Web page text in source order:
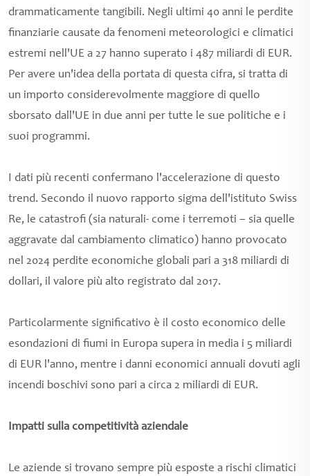
drammaticamente tangibili. Negli ultimi 40 anni le perdite
finanziarie causate da fenomeni meteorologici e climatici
estremi nell'UE a 27 hanno superato i 487 miliardi di EUR.
Per avere un'idea della portata di questa cifra, si tratta di
un importo considerevolmente maggiore di quello
sborsato dall'UE in due anni per tutte le sue politiche e i
suoi programmi.
I dati più recenti confermano l'accelerazione di questo
trend. Secondo il nuovo rapporto sigma dell'istituto Swiss
Re, le catastrofi (sia naturali- come i terremoti – sia quelle
aggravate dal cambiamento climatico) hanno provocato
nel 2024 perdite economiche globali pari a 318 miliardi di
dollari, il valore più alto registrato dal 2017.
Particolarmente significativo è il costo economico delle
esondazioni di fiumi in Europa supera in media i 5 miliardi
di EUR l'anno, mentre i danni economici annuali dovuti agli
incendi boschivi sono pari a circa 2 miliardi di EUR.
Impatti sulla competitività aziendale
Le aziende si trovano sempre più esposte a rischi climatici